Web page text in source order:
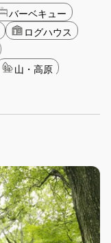
バーベキュー
ログハウス
山・高原